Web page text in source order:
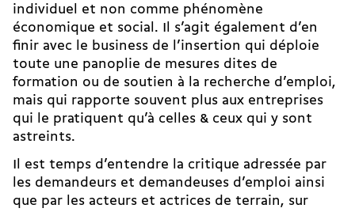
individuel et non comme phénomène
économique et social. Il s’agit également d’en
finir avec le business de l’insertion qui déploie
toute une panoplie de mesures dites de
formation ou de soutien à la recherche d’emploi,
mais qui rapporte souvent plus aux entreprises
qui le pratiquent qu’à celles & ceux qui y sont
astreints.
Il est temps d’entendre la critique adressée par
les demandeurs et demandeuses d’emploi ainsi
que par les acteurs et actrices de terrain, sur